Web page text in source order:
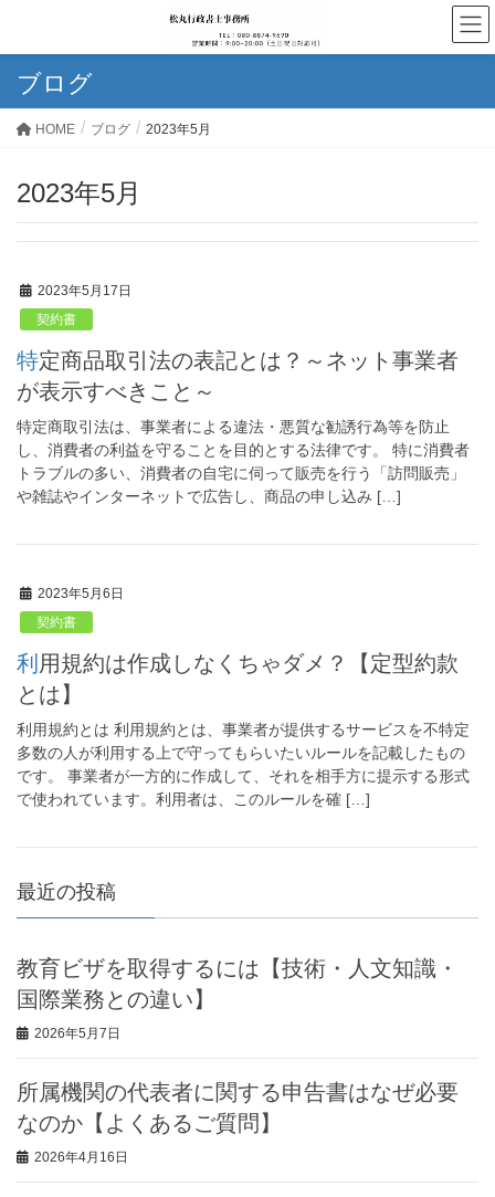
ブログ
HOME ブログ 2023年5月
2023年5月
2023年5月17日
契約書
特定商品取引法の表記とは？～ネット事業者
が表示すべきこと～
特定商取引法は、事業者による違法・悪質な勧誘行為等を防止
し、消費者の利益を守ることを目的とする法律です。 特に消費者
トラブルの多い、消費者の自宅に伺って販売を行う「訪問販売」
や雑誌やインターネットで広告し、商品の申し込み […]
2023年5月6日
契約書
利用規約は作成しなくちゃダメ？【定型約款
とは】
利用規約とは 利用規約とは、事業者が提供するサービスを不特定
多数の人が利用する上で守ってもらいたいルールを記載したもの
です。 事業者が一方的に作成して、それを相手方に提示する形式
で使われています。利用者は、このルールを確 […]
最近の投稿
教育ビザを取得するには【技術・人文知識・
国際業務との違い】
2026年5月7日
所属機関の代表者に関する申告書はなぜ必要
なのか【よくあるご質問】
2026年4月16日